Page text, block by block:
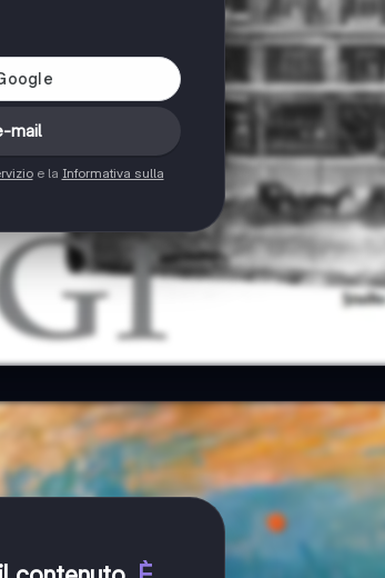
mail
e la Informativa sulla